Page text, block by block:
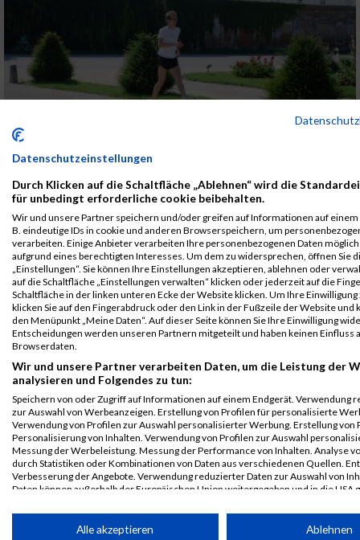
Video MaxFun Sports - Lauf ABC - Roboterlauf
Video MaxFun Sports - Lauf ABC -
Schrittsprünge No.2
Video MaxFun Sports - Lauf ABC -
VIDEOS LAUF-ABC
Datenschutzeinstellungen
Durch Klicken auf die Schaltfläche „Ablehnen“ wird die
für unbedingt erforderliche cookie beibehalten.
Wir und unsere Partner speichern und/oder greifen auf Informationen auf einem
B. eindeutige IDs in cookie und anderen Browserspeichern, um
verarbeiten. Einige Anbieter verarbeiten Ihre personenbezogenen Daten
aufgrund eines berechtigten Interesses. Um dem zu widersprechen, öffnen Sie
„Einstellungen“. Sie können Ihre Einstellungen akzeptieren, ablehnen oder
auf die Schaltfläche „Einstellungen verwalten“ klicken oder jederzeit auf die
Schaltfläche in der linken unteren Ecke der Website klicken. Um Ihre
klicken Sie auf den Fingerabdruck oder den Link in der Fußzeile der Website und
den Menüpunkt „Meine Daten“. Auf dieser Seite können Sie Ihre Einwilligung
Entscheidungen werden unseren Partnern mitgeteilt und haben keinen Einfluss
Browserdaten.
Wir und unsere Partner verarbeiten Daten, um die Leistung der
analysieren und Folgendes zu tun:
Speichern von oder Zugriff auf Informationen auf einem Endgerät. Verwendung
zur Auswahl von Werbeanzeigen. Erstellung von Profilen für personalisierte
Verwendung von Profilen zur Auswahl personalisierter Werbung. Erstellung von
Personalisierung von Inhalten. Verwendung von Profilen zur Auswahl
Messung der Werbeleistung. Messung der Performance von Inhalten. Analyse
durch Statistiken oder Kombinationen von Daten aus verschiedenen Quellen.
Verbesserung der Angebote. Verwendung reduzierter Daten zur Auswahl von
Daten können außerhalb der Europäischen Union weitergegeben und in die USA
Alle akzeptieren Ablehnen